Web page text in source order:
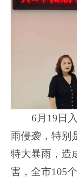
6月19日
雨侵袭，特别
特大暴雨，造
害，全市105